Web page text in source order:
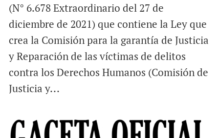
(N° 6.678 Extraordinario del 27 de
diciembre de 2021) que contiene la Ley que
crea la Comisión para la garantía de Justicia
y Reparación de las víctimas de delitos
contra los Derechos Humanos (Comisión de
Justicia y...